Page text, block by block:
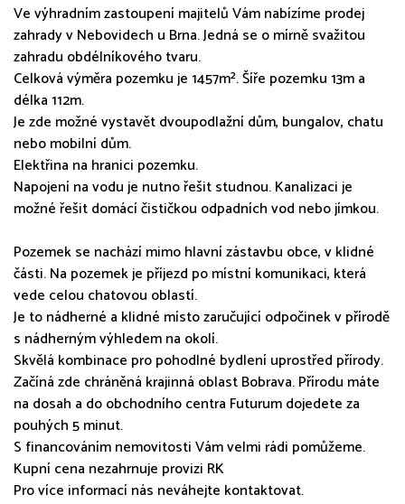
Ve výhradním zastoupení majitelů Vám nabízíme prodej
zahrady v Nebovidech u Brna. Jedná se o mírně svažitou
zahradu obdélníkového tvaru.
Celková výměra pozemku je 1457m². Šíře pozemku 13m a
délka 112m.
Je zde možné vystavět dvoupodlažní dům, bungalov, chatu
nebo mobilní dům.
Elektřina na hranici pozemku.
Napojení na vodu je nutno řešit studnou. Kanalizaci je
možné řešit domácí čističkou odpadních vod nebo jímkou.
Pozemek se nachází mimo hlavní zástavbu obce, v klidné
části. Na pozemek je příjezd po místní komunikaci, která
vede celou chatovou oblastí.
Je to nádherné a klidné místo zaručující odpočinek v přírodě
s nádherným výhledem na okolí.
Skvělá kombinace pro pohodlné bydlení uprostřed přírody.
Začíná zde chráněná krajinná oblast Bobrava. Přírodu máte
na dosah a do obchodního centra Futurum dojedete za
pouhých 5 minut.
S financováním nemovitosti Vám velmi rádi pomůžeme.
Kupní cena nezahrnuje provizi RK
Pro více informací nás neváhejte kontaktovat.